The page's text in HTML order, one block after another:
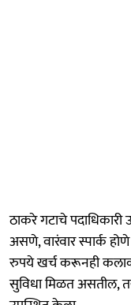
ठाकरे गटाचे
असणे, वारंवार स्पार्क
रुपये खर्च करूनही
सुविधा मिळत असतील,